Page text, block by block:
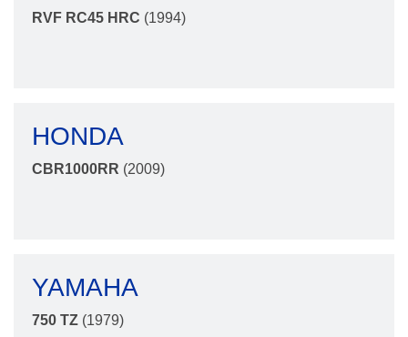
RVF RC45 HRC (1994)
HONDA
CBR1000RR (2009)
YAMAHA
750 TZ (1979)